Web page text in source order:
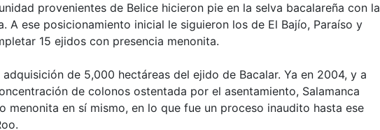
provenientes de Belice hicieron pie en la selva bacalareña con la
A ese posicionamiento inicial le siguieron los de El Bajío, Paraíso y
15 ejidos con presencia menonita.
de 5,000 hectáreas del ejido de Bacalar. Ya en 2004, y a
de colonos ostentada por el asentamiento, Salamanca
menonita en sí mismo, en lo que fue un proceso inaudito hasta ese